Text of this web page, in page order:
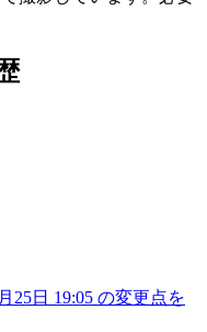
25日 19:05 の変更点を